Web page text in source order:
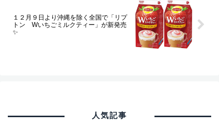
１２月９日より沖縄を除く全国で「リプ
トン Wいちごミルクティー」が新発売
✨
人気記事